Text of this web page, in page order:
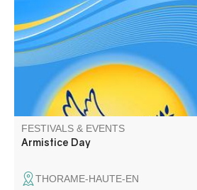
FESTIVALS & EVENTS
Armistice Day
THORAME-HAUTE-EN